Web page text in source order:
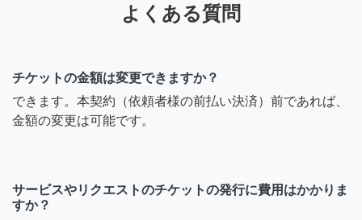
よくある質問
チケットの金額は変更できますか？
できます。本契約（依頼者様の前払い決済）前であれば、
金額の変更は可能です。
サービスやリクエストのチケットの発行に費用はかかりま
すか？